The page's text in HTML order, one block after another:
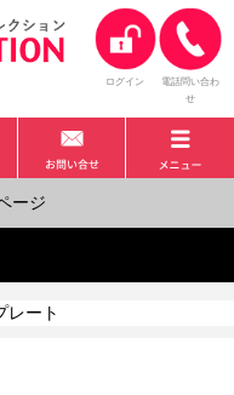
ログイン
電話問い合わ
せ
ージ